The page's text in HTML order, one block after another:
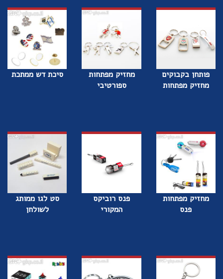
פותחן בקבוקים
מחזיק מפתחות
מחזיק מפתחות
ספורטיבי
סיכת דש ממתכת
מחזיק מפתחות
פנס
פנס רוביקס
המקורי
סט לגו ממותג
לשולחן